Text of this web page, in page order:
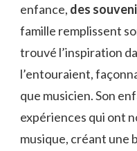
enfance, des
famille remplissent
trouvé l’inspiration
l’entouraient,
que musicien. Son
expériences qui ont
musique, créant une